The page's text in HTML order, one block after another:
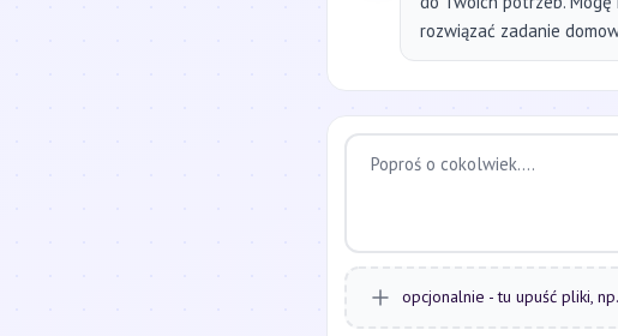
rozwiązać zadanie
opcjonalnie - tu upuść pliki,